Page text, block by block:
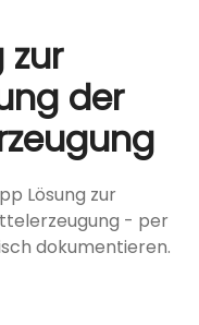
zur
der
Lösung zur
- per
dokumentieren.